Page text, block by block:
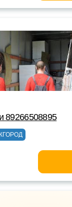
89266508895